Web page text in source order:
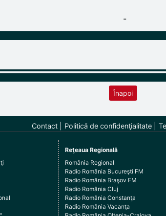
-
Înapoi
Contact Politică de confidenţialitate
Reţeaua Regională
România Regional
Radio România Bucureşti FM
Radio România Braşov FM
Radio România Cluj
Radio România Constanţa
Radio România Vacanţa